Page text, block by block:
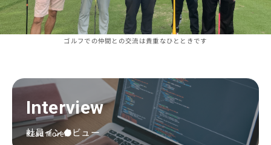
ゴルフでの仲間との交流は貴重なひとときです
Interview
社員インタビュー
Read More